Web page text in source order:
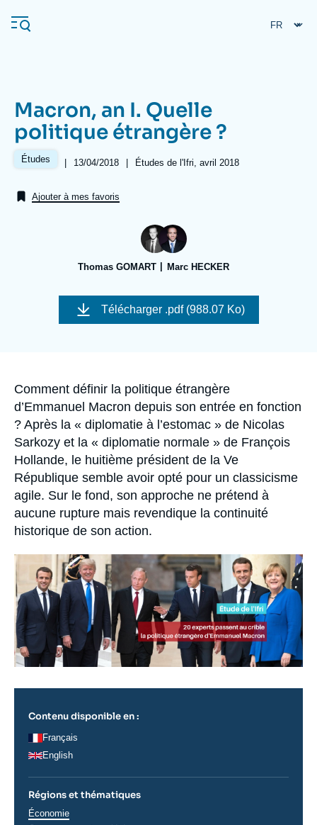
au
contenu
Navigation
principale
L'Ifri
Analyses
Recherches fréquentes
Proche-Orient
Macron, an I. Quelle
politique étrangère ?
Études |
Date
publication
13/04/2018 | Références
Études de l'Ifri, avril 2018
Ajouter à mes favoris
Thomas GOMART Marc HECKER
Image
couverture
Télécharger .pdf (988.07 Ko)
Accroche
Comment définir la politique étrangère
d’Emmanuel Macron depuis son entrée en fonction
? Après la « diplomatie à l’estomac » de Nicolas
Sarkozy et la « diplomatie normale » de François
Hollande, le huitième président de la Ve
République semble avoir opté pour un classicisme
agile. Sur le fond, son approche ne prétend à
aucune rupture mais revendique la continuité
historique de son action.
Image
principale
Contenu disponible en :
Français
English
Régions et thématiques
Thématiques
Économie